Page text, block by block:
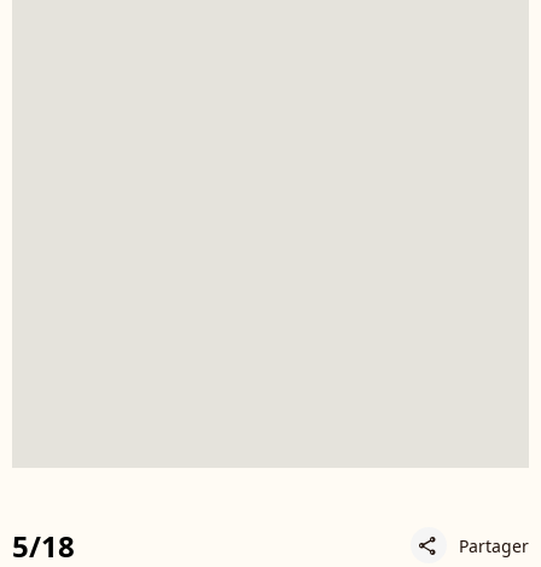
5/18 share Partager